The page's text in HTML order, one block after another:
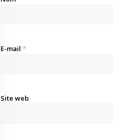
E-mail *
Site web